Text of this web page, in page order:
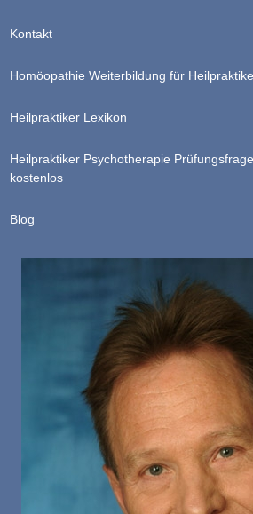
Kontakt
Homöopathie Weiterbildung für
Heilpraktiker Lexikon
Heilpraktiker Psychotherapie
kostenlos
Blog